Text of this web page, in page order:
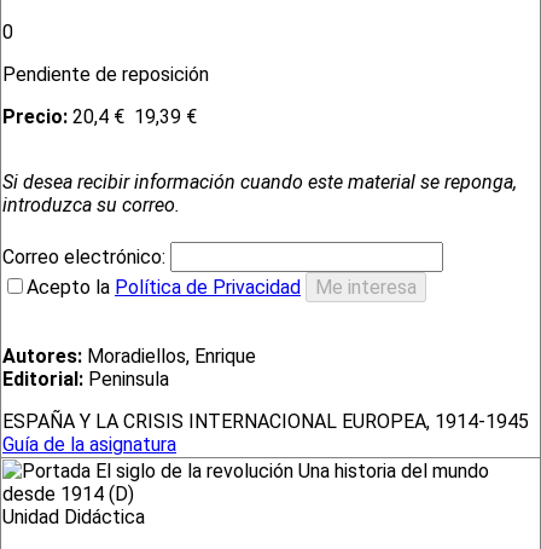
0
Pendiente de reposición
Precio: 20,4 € 19,39 €
Si desea recibir información cuando este material se reponga,
introduzca su correo.
Correo electrónico:
Acepto la Política de Privacidad
Autores: Moradiellos, Enrique
Editorial: Peninsula
ESPAÑA Y LA CRISIS INTERNACIONAL EUROPEA, 1914-1945
Guía de la asignatura
Unidad Didáctica